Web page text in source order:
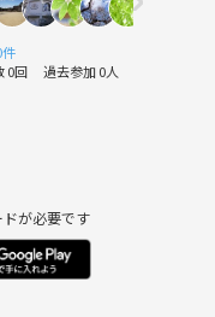
件
0回 過去参加 0人
が必要です